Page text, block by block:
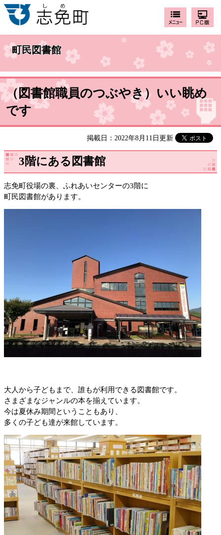
町民図書館
（図書館職員のつぶやき）いい眺め
です
掲載日：2022年8月11日更新
3階にある図書館
志免町役場の裏、ふれあいセンターの3階に
町民図書館があります。
大人から子どもまで、誰もが利用できる図書館です。
さまざまなジャンルの本を揃えています。
今は夏休み期間ということもあり、
多くの子ども達が来館しています。